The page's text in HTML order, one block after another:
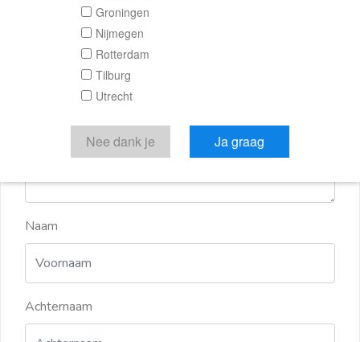
Verstuur je bericht
Door een bericht te sturen kom je in contact met de
aanbieder of makelaar van de woning.
Naam
Achternaam
Groningen
Nijmegen
Rotterdam
Tilburg
Utrecht
Nee dank je Ja graag